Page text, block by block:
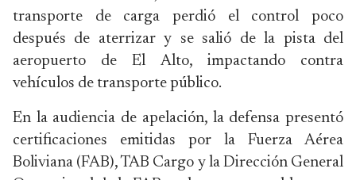
transporte de carga perdió el control poco
después de aterrizar y se salió de la pista del
aeropuerto de El Alto, impactando contra
vehículos de transporte público.
En la audiencia de apelación, la defensa presentó
certificaciones emitidas por la Fuerza Aérea
Boliviana (FAB), TAB Cargo y la Dirección General